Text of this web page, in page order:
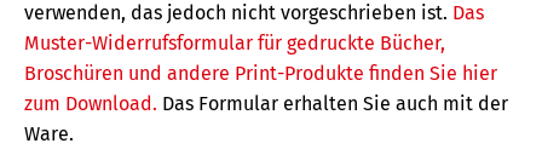
verwenden, das jedoch nicht vorgeschrieben ist. Das
Muster-Widerrufsformular für gedruckte Bücher,
Broschüren und andere Print-Produkte finden Sie hier
zum Download. Das Formular erhalten Sie auch mit der
Ware.